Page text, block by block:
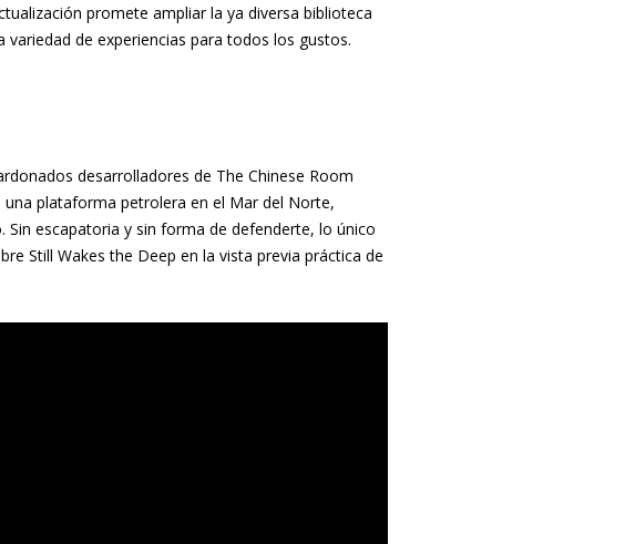
promete ampliar la ya diversa biblioteca
de experiencias para todos los gustos.
desarrolladores de The Chinese Room
plataforma petrolera en el Mar del Norte,
escapatoria y sin forma de defenderte, lo único
Still Wakes the Deep en la vista previa práctica de